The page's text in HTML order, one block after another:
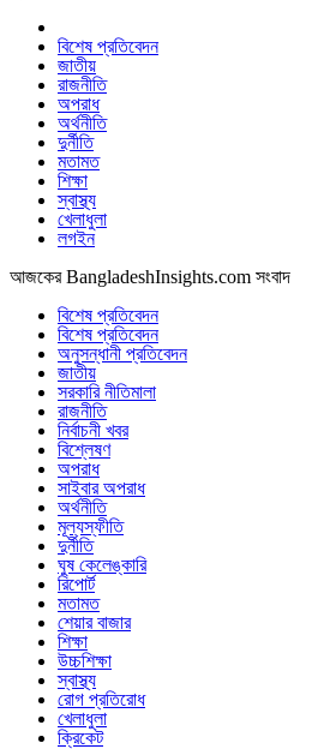
বিশেষ প্রতিবেদন
জাতীয়
রাজনীতি
অপরাধ
অর্থনীতি
দুর্নীতি
মতামত
শিক্ষা
স্বাস্থ্য
খেলাধুলা
লগইন
আজকের BangladeshInsights.com সংবাদ
বিশেষ প্রতিবেদন
বিশেষ প্রতিবেদন
অনুসন্ধানী প্রতিবেদন
জাতীয়
সরকারি নীতিমালা
রাজনীতি
নির্বাচনী খবর
বিশ্লেষণ
অপরাধ
সাইবার অপরাধ
অর্থনীতি
মূল্যস্ফীতি
দুর্নীতি
ঘুষ কেলেঙ্কারি
রিপোর্ট
মতামত
শেয়ার বাজার
শিক্ষা
উচ্চশিক্ষা
স্বাস্থ্য
রোগ প্রতিরোধ
খেলাধুলা
ক্রিকেট